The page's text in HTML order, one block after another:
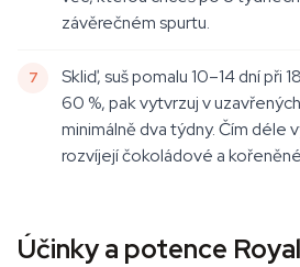
závěrečném spurtu.
Skliď, suš pomalu 10–14 dní při
60 %, pak vytvrzuj v
minimálně dva týdny. Čím déle
rozvíjejí čokoládové a
Účinky a potence